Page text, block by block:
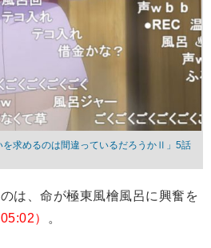
を求めるのは間違っているだろうかⅡ」5話
は、命が極東風檜風呂に興奮を
） 。